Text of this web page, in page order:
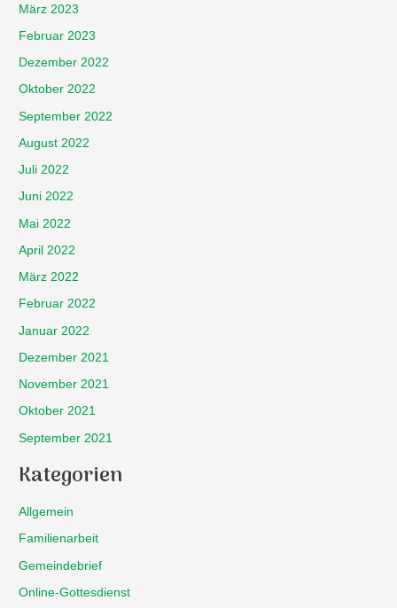
März 2023
Februar 2023
Dezember 2022
Oktober 2022
September 2022
August 2022
Juli 2022
Juni 2022
Mai 2022
April 2022
März 2022
Februar 2022
Januar 2022
Dezember 2021
November 2021
Oktober 2021
September 2021
Kategorien
Allgemein
Familienarbeit
Gemeindebrief
Online-Gottesdienst